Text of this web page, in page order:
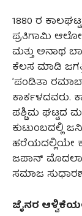
1880 ರ
ಪ್ರತಿಗಾಮಿ
ಮತ್ತು ಅನಾಥ
ಕೆಲಸ ಮಾಡಿ
ʼಪಂಡಿತಾ
ಕಾರ್ಕಳದವರು.
ಪಶ್ಚಿಮ ಘಟ್ಟದ
ಕುಟುಂಬದಲ್ಲಿ
ಹರೆಯದಲ್ಲಿಯೇ
ಜಪಾನ್‌
ಸಮಾಜ
ಜೈನರ